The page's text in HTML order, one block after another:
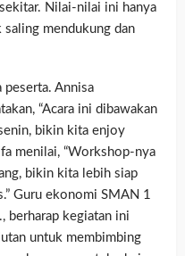
Nilai-nilai ini hanya
saling mendukung dan
peserta. Annisa
“Acara ini dibawakan
bikin kita enjoy
menilai, “Workshop-nya
bikin kita lebih siap
Guru ekonomi SMAN 1
berharap kegiatan ini
untuk membimbing